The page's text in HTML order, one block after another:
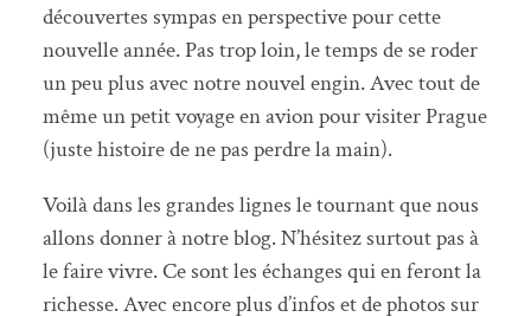
découvertes sympas en perspective pour cette
nouvelle année. Pas trop loin, le temps de se roder
un peu plus avec notre nouvel engin. Avec tout de
même un petit voyage en avion pour visiter Prague
(juste histoire de ne pas perdre la main).
Voilà dans les grandes lignes le tournant que nous
allons donner à notre blog. N’hésitez surtout pas à
le faire vivre. Ce sont les échanges qui en feront la
richesse. Avec encore plus d’infos et de photos sur